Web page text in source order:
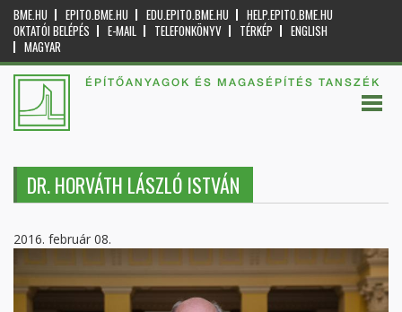
BME.HU EPITO.BME.HU EDU.EPITO.BME.HU
HELP.EPITO.BME.HU
OKTATÓI BELÉPÉS
E-MAIL TELEFONKÖNYV TÉRKÉP
ENGLISH
MAGYAR
ÉPÍTŐANYAGOK ÉS MAGASÉPÍTÉS TANSZÉK
DR. HORVÁTH LÁSZLÓ ISTVÁN
2016. február 08.